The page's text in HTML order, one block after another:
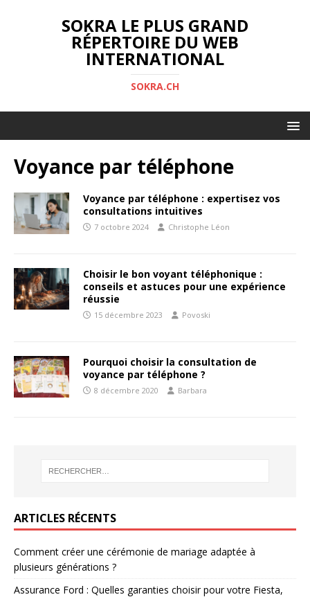
SOKRA LE PLUS GRAND
RÉPERTOIRE DU WEB
INTERNATIONAL
SOKRA.CH
Voyance par téléphone
Voyance par téléphone : expertisez vos
consultations intuitives
7 octobre 2024 Christophe Léon
Choisir le bon voyant téléphonique :
conseils et astuces pour une expérience
réussie
15 décembre 2023 Povoski
Pourquoi choisir la consultation de
voyance par téléphone ?
8 décembre 2020 Barbara
ARTICLES RÉCENTS
Comment créer une cérémonie de mariage adaptée à
plusieurs générations ?
Assurance Ford : Quelles garanties choisir pour votre Fiesta,